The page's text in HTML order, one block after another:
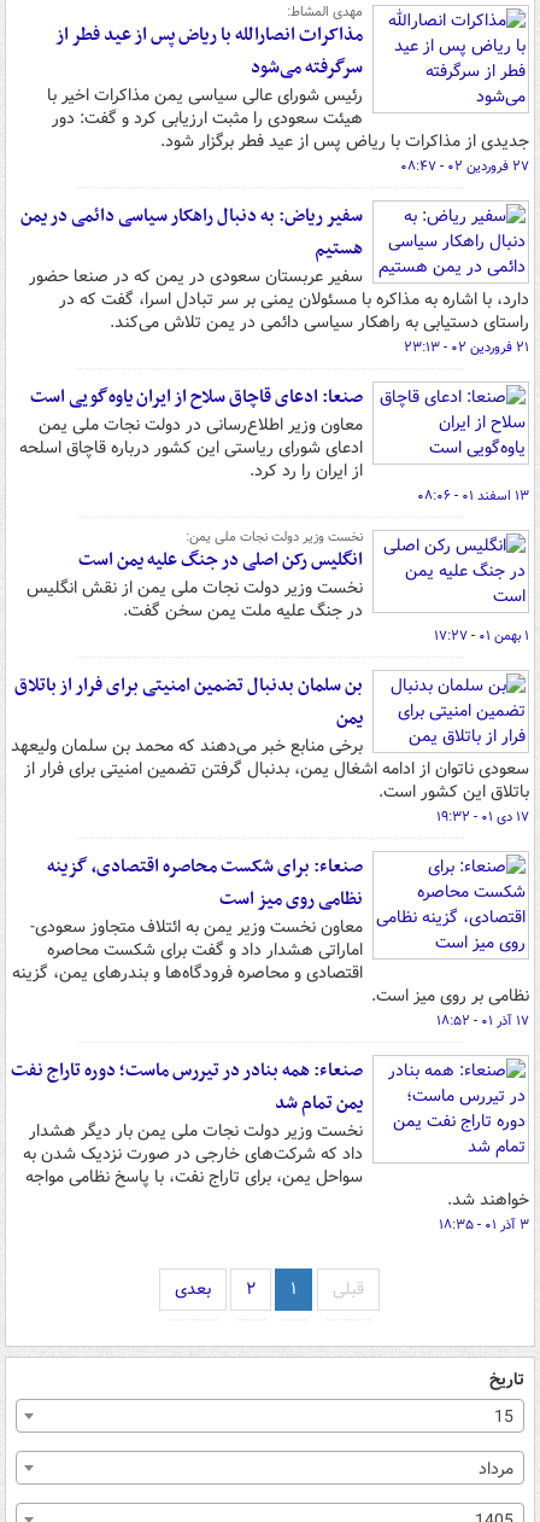
مهدی المشاط:
مذاکرات انصارالله با ریاض پس از عید فطر از
سرگرفته می‌شود
رئیس شورای عالی سیاسی یمن مذاکرات اخیر با
هیئت سعودی را مثبت ارزیابی کرد و گفت: دور
جدیدی از مذاکرات با ریاض پس از عید فطر برگزار شود.
۲۷ فروردین ۰۲ - ۰۸:۴۷
سفیر ریاض: به دنبال راهکار سیاسی دائمی در یمن
هستیم
سفیر عربستان سعودی در یمن که در صنعا حضور
دارد، با اشاره به مذاکره با مسئولان یمنی بر سر تبادل اسرا، گفت که در
راستای دستیابی به راهکار سیاسی دائمی در یمن تلاش می‌کند.
۲۱ فروردین ۰۲ - ۲۳:۱۳
صنعا: ادعای قاچاق سلاح از ایران یاوه‌گویی است
معاون وزیر اطلاع‌رسانی در دولت نجات ملی یمن
ادعای شورای ریاستی این کشور درباره قاچاق اسلحه
از ایران را رد کرد.
۱۳ اسفند ۰۱ - ۰۸:۰۶
نخست وزیر دولت نجات ملی یمن:
انگلیس رکن اصلی در جنگ علیه یمن است
نخست وزیر دولت نجات ملی یمن از نقش انگلیس
در جنگ علیه ملت یمن سخن گفت.
۱ بهمن ۰۱ - ۱۷:۲۷
بن سلمان بدنبال تضمین امنیتی برای فرار از باتلاق
یمن
برخی منابع خبر می‌دهند که محمد بن سلمان ولیعهد
سعودی ناتوان از ادامه اشغال یمن، بدنبال گرفتن تضمین امنیتی برای فرار از
باتلاق این کشور است.
۱۷ دی ۰۱ - ۱۹:۳۲
صنعاء: برای شکست محاصره اقتصادی، گزینه
نظامی روی میز است
معاون نخست وزیر یمن به ائتلاف متجاوز سعودی-
اماراتی هشدار داد و گفت برای شکست محاصره
اقتصادی و محاصره فرودگاه‌ها و بندرهای یمن، گزینه
نظامی بر روی میز است.
۱۷ آذر ۰۱ - ۱۸:۵۲
صنعاء: همه بنادر در تیررس ماست؛ دوره تاراج نفت
یمن تمام شد
نخست وزیر دولت نجات ملی یمن بار دیگر هشدار
داد که شرکت‌های خارجی در صورت نزدیک شدن به
سواحل یمن، برای تاراج نفت، با پاسخ نظامی مواجه
خواهند شد.
۳ آذر ۰۱ - ۱۸:۳۵
قبلی ۱ ۲ بعدی
تاریخ
15
مرداد